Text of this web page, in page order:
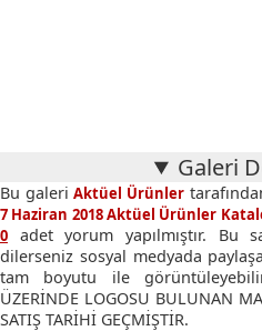
Galeri
Bu galeriAktüel Ürünler
7 Haziran 2018 Aktüel Ürünler
0 adet yorum yapılmıştır. Bu
dilerseniz sosyal medyada
tam boyutu ile
ÜZERİNDE LOGOSU BULUNAN
SATIŞ TARİHİ GEÇMİŞTİR.